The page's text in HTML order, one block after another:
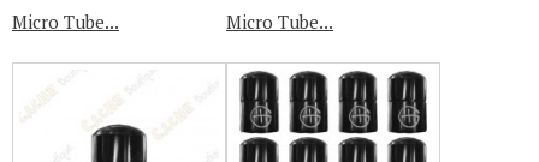
Micro Tube... Micro Tube...